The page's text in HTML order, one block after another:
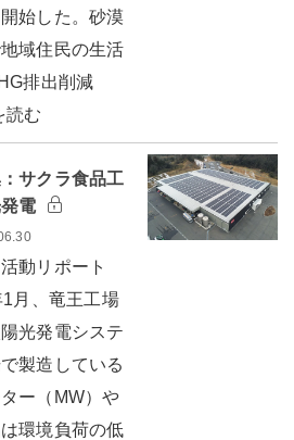
始した。砂漠
域住民の生活
排出削減
読む
サクラ食品工
電
動リポート
月、竜王工場
光発電システ
製造している
ー（MW）や
環境負荷の低